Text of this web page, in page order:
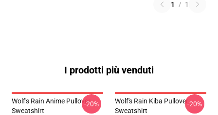
1 / 1
I prodotti più venduti
Wolf's Rain Anime Pullover
Sweatshirt
-20%
Wolf's Rain Kiba Pullover
Sweatshirt
-20%